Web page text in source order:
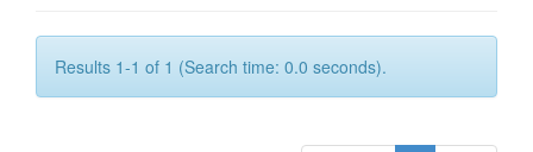
Results 1-1 of 1 (Search time: 0.0 seconds).